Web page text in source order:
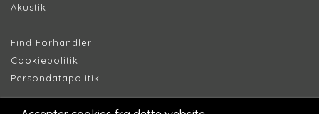
Akustik
Find Forhandler
Cookiepolitik
Persondatapolitik